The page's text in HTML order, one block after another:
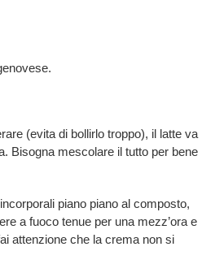
(evita di bollirlo troppo), il latte va
Bisogna mescolare il tutto per bene
piano piano al composto,
a fuoco tenue per una mezz’ora e
attenzione che la crema non si